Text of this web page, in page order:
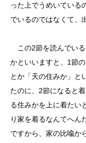
った上でうめいている
でいるのではなくて、
この2節を読んでい
かといいますと、1節
とか「天の住みか」と
たのに、2節になると
る住みかを上に着たい
り家を着るなんてへん
ですから、家の比喩か